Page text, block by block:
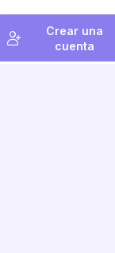
Crear una
cuenta